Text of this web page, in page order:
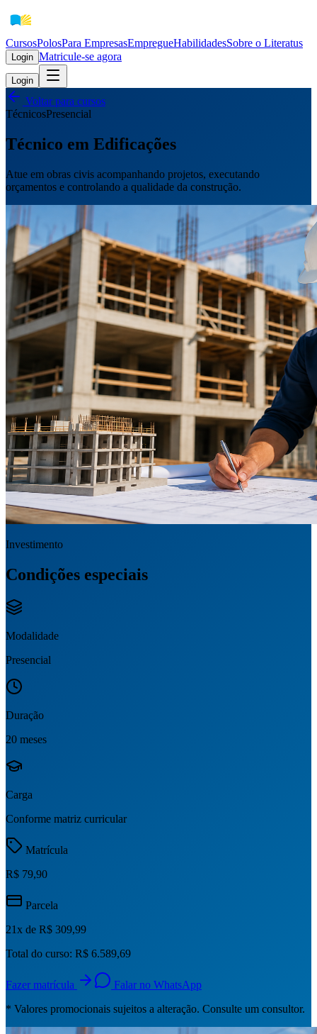
CursosPolosPara EmpresasEmpregueHabilidadesSobre o Literatus
Login Matricule-se agora
Login
Voltar para cursos
TécnicosPresencial
Técnico em Edificações
Atue em obras civis acompanhando projetos, executando
orçamentos e controlando a qualidade da construção.
Investimento
Condições especiais
Modalidade
Presencial
Duração
20 meses
Carga
Conforme matriz curricular
Matrícula
R$ 79,90
Parcela
21x de R$ 309,99
Total do curso: R$ 6.589,69
Fazer matrícula
Falar no WhatsApp
* Valores promocionais sujeitos a alteração. Consulte um consultor.